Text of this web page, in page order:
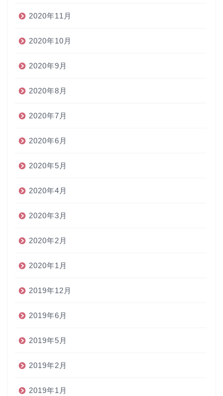
2020年11月
2020年10月
2020年9月
2020年8月
2020年7月
2020年6月
2020年5月
2020年4月
2020年3月
2020年2月
2020年1月
2019年12月
2019年6月
2019年5月
2019年2月
2019年1月